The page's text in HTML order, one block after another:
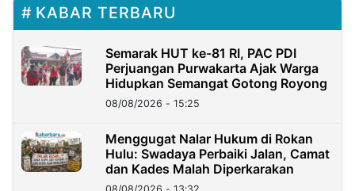
KABAR TERBARU
Semarak HUT ke-81 RI, PAC PDI
Perjuangan Purwakarta Ajak Warga
Hidupkan Semangat Gotong Royong
08/08/2026 - 15:25
Menggugat Nalar Hukum di Rokan
Hulu: Swadaya Perbaiki Jalan, Camat
dan Kades Malah Diperkarakan